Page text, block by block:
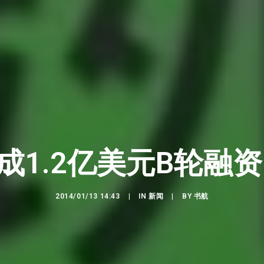
1.2亿美元B轮融
2014/01/13 14:43 IN新闻 BY 书航